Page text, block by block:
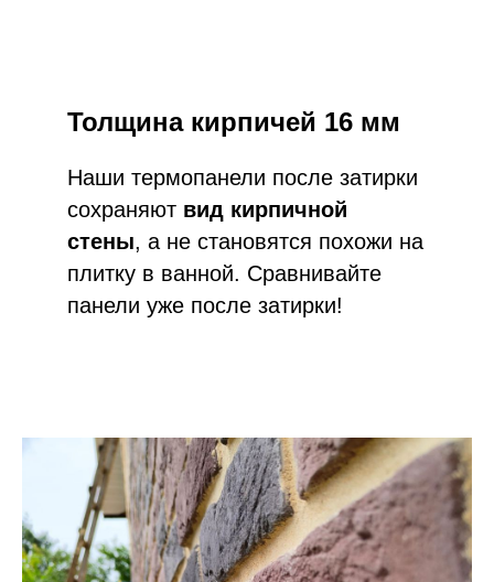
Толщина кирпичей 16 мм
Наши термопанели после затирки
сохраняют вид кирпичной
стены, а не становятся похожи на
плитку в ванной. Сравнивайте
панели уже после затирки!